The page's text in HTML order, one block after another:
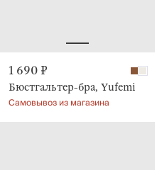
1 690 ₽
Бюстгальтер-бра, Yufemi
Самовывоз из магазина